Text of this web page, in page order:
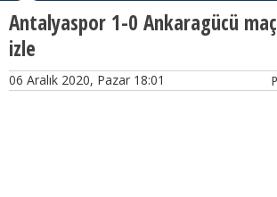
Antalyaspor 1-0 Ankaragücü
izle
06 Aralık 2020, Pazar 18:01